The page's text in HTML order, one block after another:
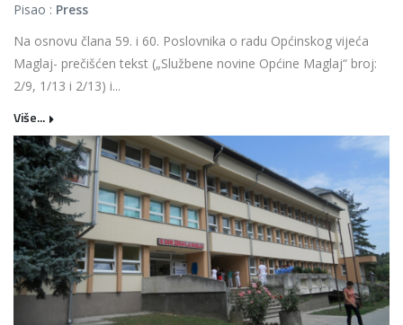
Pisao : Press
Na osnovu člana 59. i 60. Poslovnika o radu Općinskog vijeća
Maglaj- prečišćen tekst („Službene novine Općine Maglaj“ broj:
2/9, 1/13 i 2/13) i...
Više...